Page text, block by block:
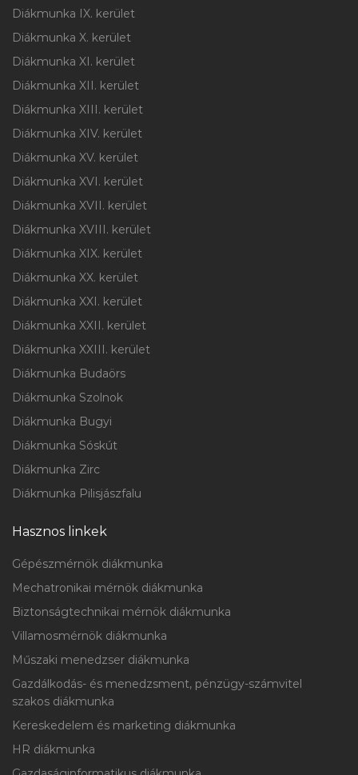
Diákmunka IX. kerület
Diákmunka X. kerület
Diákmunka XI. kerület
Diákmunka XII. kerület
Diákmunka XIII. kerület
Diákmunka XIV. kerület
Diákmunka XV. kerület
Diákmunka XVI. kerület
Diákmunka XVII. kerület
Diákmunka XVIII. kerület
Diákmunka XIX. kerület
Diákmunka XX. kerület
Diákmunka XXI. kerület
Diákmunka XXII. kerület
Diákmunka XXIII. kerület
Diákmunka Budaörs
Diákmunka Szolnok
Diákmunka Bugyi
Diákmunka Sóskút
Diákmunka Zirc
Diákmunka Pilisjászfalu
Hasznos linkek
Gépészmérnök diákmunka
Mechatronikai mérnök diákmunka
Biztonságtechnikai mérnök diákmunka
Villamosmérnök diákmunka
Műszaki menedzser diákmunka
Gazdálkodás- és menedzsment, pénzügy-számvitel
szakos diákmunka
Kereskedelem és marketing diákmunka
HR diákmunka